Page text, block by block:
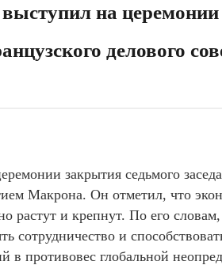
на
делового
закрытия седьмого
Макрона. Он отметил, что
растут и крепнут. По его
сотрудничество и
противовес глобальной